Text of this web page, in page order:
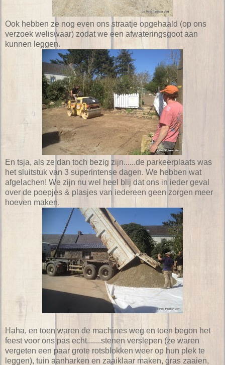
Ook hebben ze nog even ons straatje opgehaald (op ons
verzoek weliswaar) zodat we een afwateringsgoot aan
kunnen leggen.
En tsja, als ze dan toch bezig zijn......de parkeerplaats was
het sluitstuk van 3 superintense dagen. We hebben wat
afgelachen! We zijn nu wel heel blij dat ons in ieder geval
over de poepjes & plasjes van iedereen geen zorgen meer
hoeven maken.
Haha, en toen waren de machines weg en toen begon het
feest voor ons pas echt.......stenen verslepen (ze waren
vergeten een paar grote rotsblokken weer op hun plek te
leggen), tuin aanharken en zaaiklaar maken, gras zaaien,